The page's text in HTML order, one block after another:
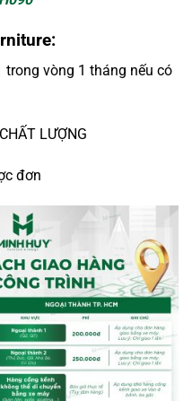
vòng 1 tháng nếu có
LƯỢNG
đơn